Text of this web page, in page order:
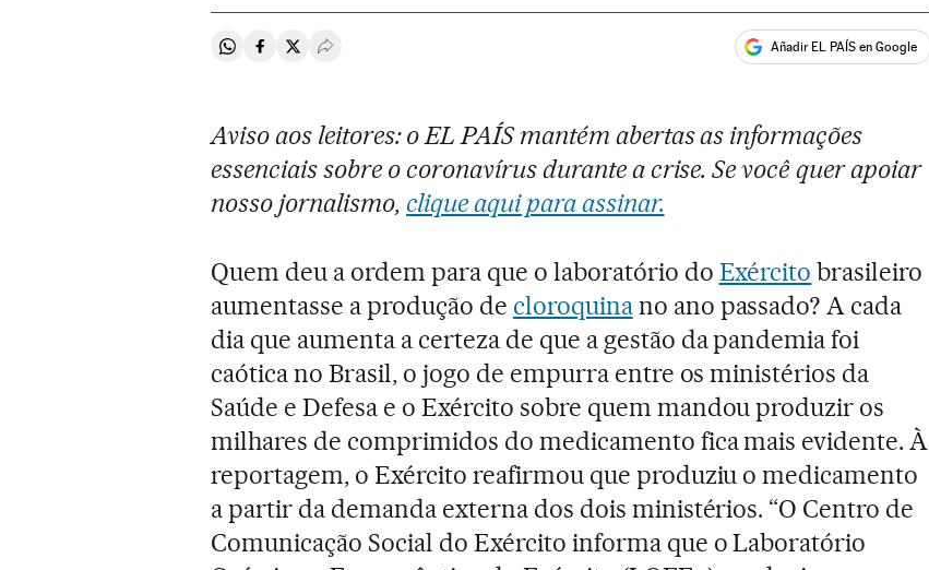
Compartir en Whatsapp
Compartir en Facebook
Compartir en Twitter
Desplegar Redes Sociales Añadir EL PAÍS en Google
Aviso aos leitores: o EL PAÍS mantém abertas as informações
essenciais sobre o coronavírus durante a crise. Se você quer apoiar
nosso jornalismo, clique aqui para assinar.
Quem deu a ordem para que o laboratório do Exército brasileiro
aumentasse a produção de cloroquinano ano passado? A cada
dia que aumenta a certeza de que a gestão da pandemia foi
caótica no Brasil, o jogo de empurra entre os ministérios da
Saúde e Defesa e o Exército sobre quem mandou produzir os
milhares de comprimidos do medicamento fica mais evidente. À
reportagem, o Exército reafirmou que produziu o medicamento
a partir da demanda externa dos dois ministérios. “O Centro de
Comunicação Social do Exército informa que o Laboratório